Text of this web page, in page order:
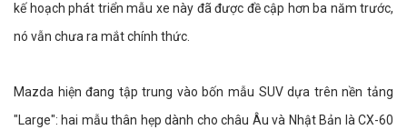
kế hoạch phát triển mẫu xe này đã được đề cập hơn ba năm trước,
nó vẫn chưa ra mắt chính thức.
Mazda hiện đang tập trung vào bốn mẫu SUV dựa trên nền tảng
"Large": hai mẫu thân hẹp dành cho châu Âu và Nhật Bản là CX-60